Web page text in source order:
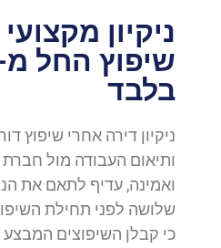
ניקיון
בלבד
ניקיון דירה אחרי שיפוץ
ותיאום העבודה מול חברת
ואמינה, עדיף לתאם את
שלושה לפני תחילת
כי קבלן השיפוצים המבצע